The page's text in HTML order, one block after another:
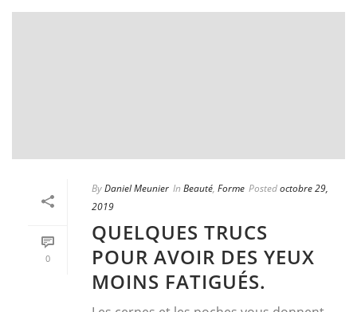
0
ByDaniel Meunier In Beauté, Forme Postedoctobre 29,
2019
QUELQUES TRUCS
POUR AVOIR DES YEUX
MOINS FATIGUÉS.